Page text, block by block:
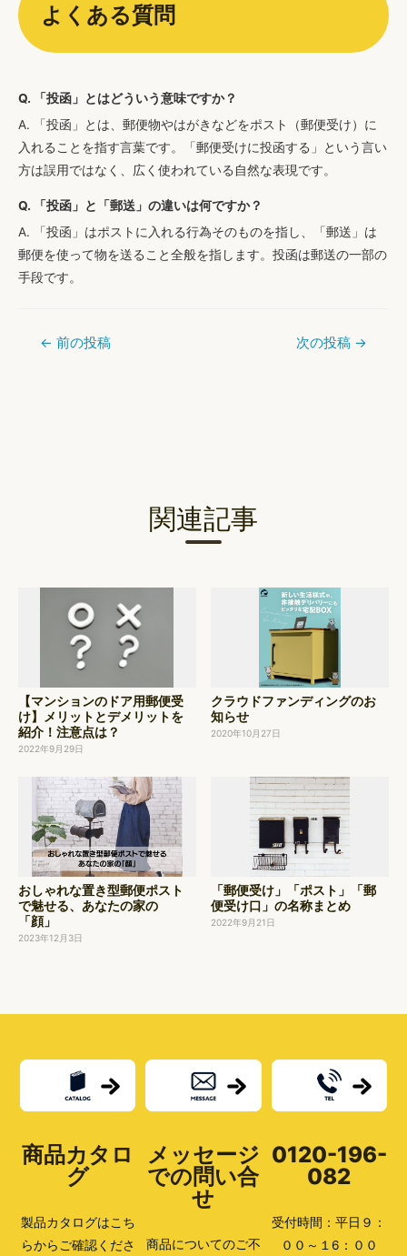
よくある質問
Q. 「投函」とはどういう意味ですか？
A. 「投函」とは、郵便物やはがきなどをポスト（郵便受け）に
入れることを指す言葉です。「郵便受けに投函する」という言い
方は誤用ではなく、広く使われている自然な表現です。
Q. 「投函」と「郵送」の違いは何ですか？
A. 「投函」はポストに入れる行為そのものを指し、「郵送」は
郵便を使って物を送ること全般を指します。投函は郵送の一部の
手段です。
← 前の投稿 次の投稿 →
関連記事
【マンションのドア用郵便受
け】メリットとデメリットを
紹介！注意点は？
2022年9月29日
クラウドファンディングのお
知らせ
2020年10月27日
おしゃれな置き型郵便ポスト
で魅せる、あなたの家の
「顔」
2023年12月3日
「郵便受け」「ポスト」「郵
便受け口」の名称まとめ
2022年9月21日
商品カタロ
グ
製品カタログはこち
らからご確認くださ
メッセージ
での問い合
せ
商品についてのご不
0120-196-
082
受付時間：平日９：
００～１6：００